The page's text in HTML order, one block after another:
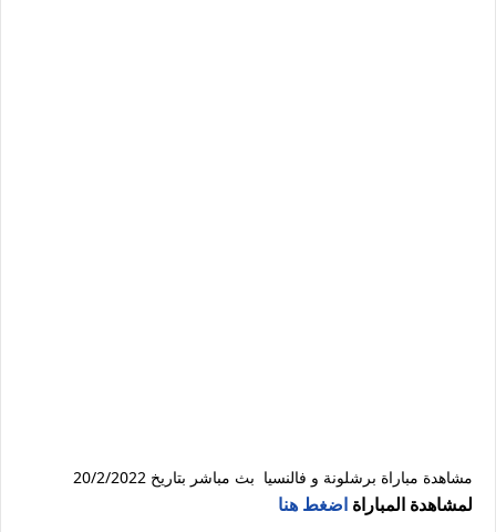
مشاهدة مباراة برشلونة و فالنسيا بث مباشر بتاريخ 20/2/2022
لمشاهدة المباراة اضغط هنا